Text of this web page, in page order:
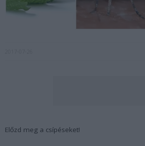
Előzd meg a csípéseket!